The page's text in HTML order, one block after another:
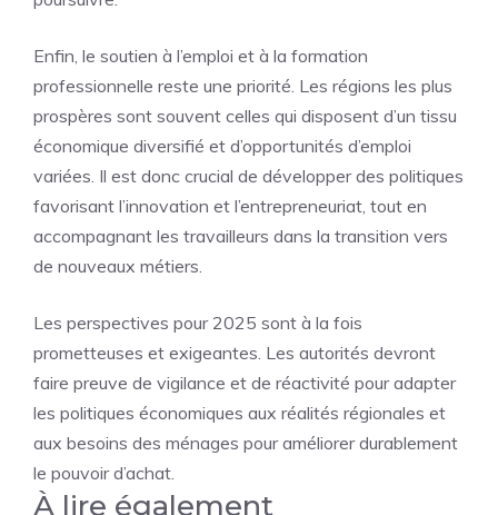
Enfin, le soutien à l’emploi et à la formation
professionnelle reste une priorité. Les régions les plus
prospères sont souvent celles qui disposent d’un tissu
économique diversifié et d’opportunités d’emploi
variées. Il est donc crucial de développer des politiques
favorisant l’innovation et l’entrepreneuriat, tout en
accompagnant les travailleurs dans la transition vers
de nouveaux métiers.
Les perspectives pour 2025 sont à la fois
prometteuses et exigeantes. Les autorités devront
faire preuve de vigilance et de réactivité pour adapter
les politiques économiques aux réalités régionales et
aux besoins des ménages pour améliorer durablement
le pouvoir d’achat.
À lire également